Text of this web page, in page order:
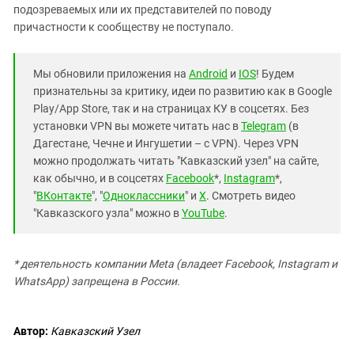
подозреваемых или их представителей по поводу
причастности к сообществу не поступало.
Мы обновили приложения на Android и IOS! Будем
признательны за критику, идеи по развитию как в Google
Play/App Store, так и на страницах КУ в соцсетях. Без
установки VPN вы можете читать нас вTelegram (в
Дагестане, Чечне и Ингушетии – с VPN). Через VPN
можно продолжать читать "Кавказский узел" на сайте,
как обычно, и в соцсетях Facebook*, Instagram*,
"ВКонтакте", "Одноклассники" и X. Смотреть видео
"Кавказского узла" можно вYouTube.
* деятельность компании Meta (владеет Facebook, Instagram и
WhatsApp) запрещена в России.
Автор: Кавказский Узел